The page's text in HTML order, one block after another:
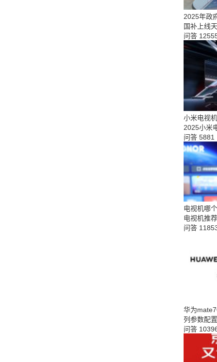
2025年政
国补上线
问答
小米电视
2025小米
问答 5881
电视机哪
电视机推
问答
华为
列参数配
问答